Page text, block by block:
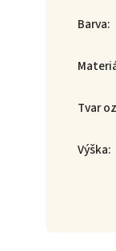
Barva:
Tvar
Výška: